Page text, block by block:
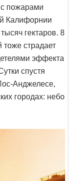
пожарами
Калифорнии
гектаров. 8
тоже страдает
эффекта
спустя
Анджелесе,
городах: небо